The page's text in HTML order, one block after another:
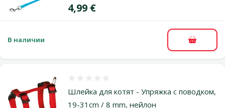
Цена
4,99 €
В наличии В
Шлейка для котят - Упряжка с поводком,
19-31cm / 8 mm, нейлон